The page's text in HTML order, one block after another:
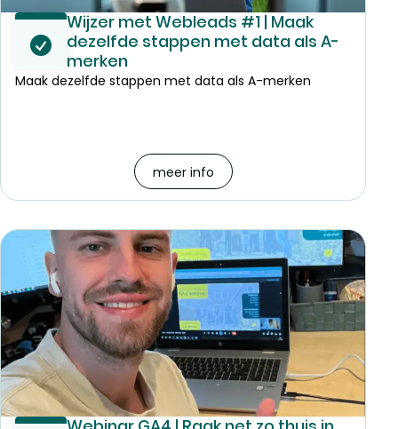
Wijzer met Webleads #1 | Maak
dezelfde stappen met data als A-
merken
Maak dezelfde stappen met data als A-merken
meer info